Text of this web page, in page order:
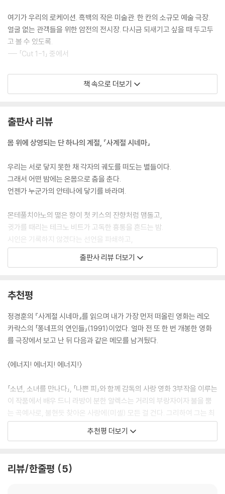
부록
Cut 1—40
Cut 1—41
여기가 우리의 로케이션. 흑백의 작은 미술관. 한 칸의 소규모 예술 극장.
얼굴 없는 관객들을 위한 암전의 전시장. 다시금 되새기고 싶을 때 두고두
고 볼 수 있도록.
--- 「Cut 1-1」 중에서
별안간 편지 한 장이 머리맡에서 흔들리고 있었어. 광화문 외벽에 우두커
니 떨고 있는 민들레 한 송이처럼. 그걸 보곤 소스라치던 너. 예쁜 건 무서
--- 「Cut 1-6」 중에서
우리 어디서 만날 수 있을까. 접착의 지점으로 가려 한다. 불순물에 봉착할
때마다 로케이션을 건축했다. 하나씩. 영역 표시는 길바닥에 꽂힌 가시. 재
난과 폭설이 눈앞을 가려도 넌 느낄 수 있다. 발바닥에서부터 머리끝까지.
--- 「부록2」 중에서
반대편 귓가에서 서성이다 말해주지 못했다. 햇살에 담긴 너의 아침을 찬
란함을.
--- 「Cut 1-12」 중에서
진단서 우측 밑에는 조그마한 문장이 쓰여 있습니다. ‘기록하지 않을 것’,
이 문장이 꼭 당신의 것인 것만 같아 구슬퍼집니다. 흑백의 입김처럼 구슬
이 어느 날의 온몸으로 몸짓했던 춤인 것만 같습니다.
꿈을 꾼다. 언젠간 베를린 장벽. 죽어본 자들만이 아는 죽음이라는 냄새. 책
상 서랍을 열면 피어나는 냄새. 봄? 봄. 죽음을 목도한 자만이 아는 냄새.
겨우내 피어난 민들레 한 송이를 보았고, 넌 그걸 보고 있었고 나는 한 시대
의 광경을 안경알에 담았지. 분명 현실이었지. 살아내고 버텨내니 우린 로
케이션의 한 장면이 되었지.
되어있고. 사랑해서 악수하고 사랑해서 부둥켜안고.
--- 「Cut 1-23」 중에서
책 속으로 더보기
출판사 리뷰
몸 위에 상영되는 단 하나의 계절, 『사계절 시네마』
우리는 서로 닿지 못한 채 각자의 궤도를 떠도는 별들이다.
그래서 어떤 밤에는 온몸으로 춤을 춘다.
언젠가 누군가의 안테나에 닿기를 바라며.
몬테풀치아노의 떫은 향이 첫 키스의 잔향처럼 맴돌고,
귓가를 때리는 테크노 비트가 고독한 흉통을 흔드는 밤.
시인은 기록하지 않겠다는 선언을 파쇄하고,
자신의 몸을 유일한 상영관 삼아 지워지지 않는 잉크를 밀어 넣는다.
사라진 것들, 떠나간 것들, 끝내 닿지 못한 감정들이
몸에 남은 흔적처럼 기록된다.
시는 그 위에 새겨지는 장면이다.
『사계절 시네마』는 몸이라는 로케이션 위에
새겨진 41개의 컷Cut,
사랑과 상실, 고독과 애도를 사계절의 화면으로 상영하는 시집이다.
영화가 끝난 뒤에도 지워지지 않는 장면처럼,
이 시집은 오래 당신의 몸에 남는다.
-
출판사 리뷰 더보기
추천평
정경훈의 『사계절 시네마』를 읽으며 내가 가장 먼저 떠올린 영화는 레오
카락스의 「퐁네프의 연인들」(1991)이었다. 얼마 전 또 한 번 개봉한 영화
를 극장에서 보고 난 뒤 다음과 같은 메모를 남겨뒀다.
〈에너지! 에너지! 에너지!〉
「소년, 소녀를 만나다」, 「나쁜 피」와 함께 감독의 사랑 영화 3부작을 이루는
이 작품에서 배우 드니 라방이 분한 알렉스는 거리의 부랑자이자 불을 뿜
는 곡예사로, 불현듯 찾아온 사랑에(미셸) 모든 걸 건다. 그리하여 그는 최
후에 가 두 사람의 미래를 위해 발사됐어야 할 숨겨둔 총알로 자기 손가락
을 날려 버리기에 이른다. 마시고 뛰고 재주넘고 춤추며 타오르던 그가 불
을 뿜는 거리의 곡예사가 아니라 아홉 개의 손가락으로 시를 쓰는 〈불구-
추천평 더보기
리뷰/한줄평 5